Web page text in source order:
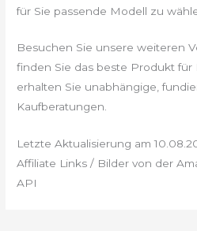
für Sie passende Modell zu
Besuchen Sie unsere weiteren
finden Sie das beste Produkt für
erhalten Sie unabhängige,
Kaufberatungen.
Letzte Aktualisierung am
Affiliate Links / Bilder von der
API